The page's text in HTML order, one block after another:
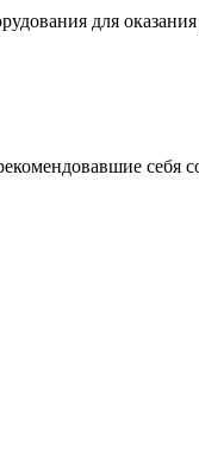
для
себя